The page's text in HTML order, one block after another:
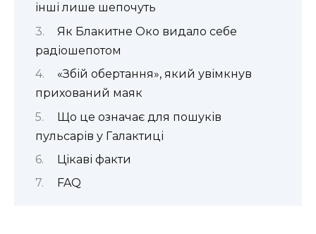
інші лише шепочуть
Як Блакитне Око видало себе
радіошепотом
«Збій обертання», який увімкнув
прихований маяк
Що це означає для пошуків
пульсарів у Галактиці
Цікаві факти
FAQ